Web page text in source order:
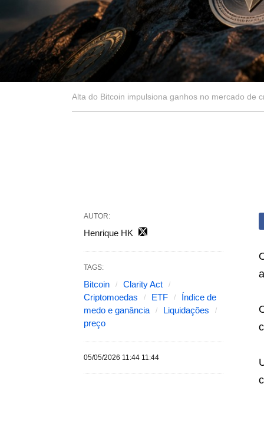
Alta do Bitcoin impulsiona ganhos no mercado de
AUTOR:
Henrique HK
TAGS:
Bitcoin
Clarity Act
Criptomoedas
ETF
Índice de
medo e ganância
Liquidações
preço
05/05/2026 11:44 11:44